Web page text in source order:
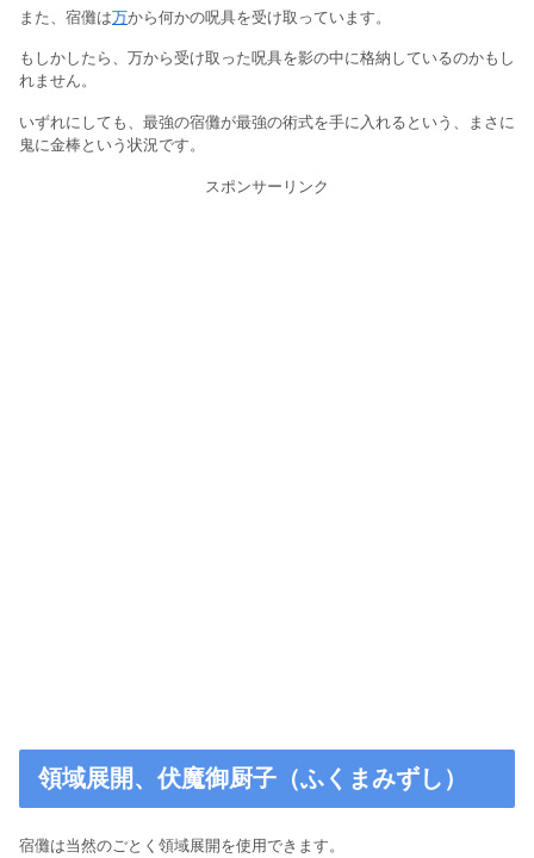
また、宿儺は万から何かの呪具を受け取っています。
もしかしたら、万から受け取った呪具を影の中に格納しているのかもし
れません。
いずれにしても、最強の宿儺が最強の術式を手に入れるという、まさに
鬼に金棒という状況です。
スポンサーリンク
領域展開、伏魔御厨子（ふくまみずし）
宿儺は当然のごとく領域展開を使用できます。